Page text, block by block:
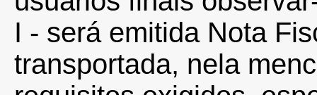
I - será emitida Nota
transportada, nela